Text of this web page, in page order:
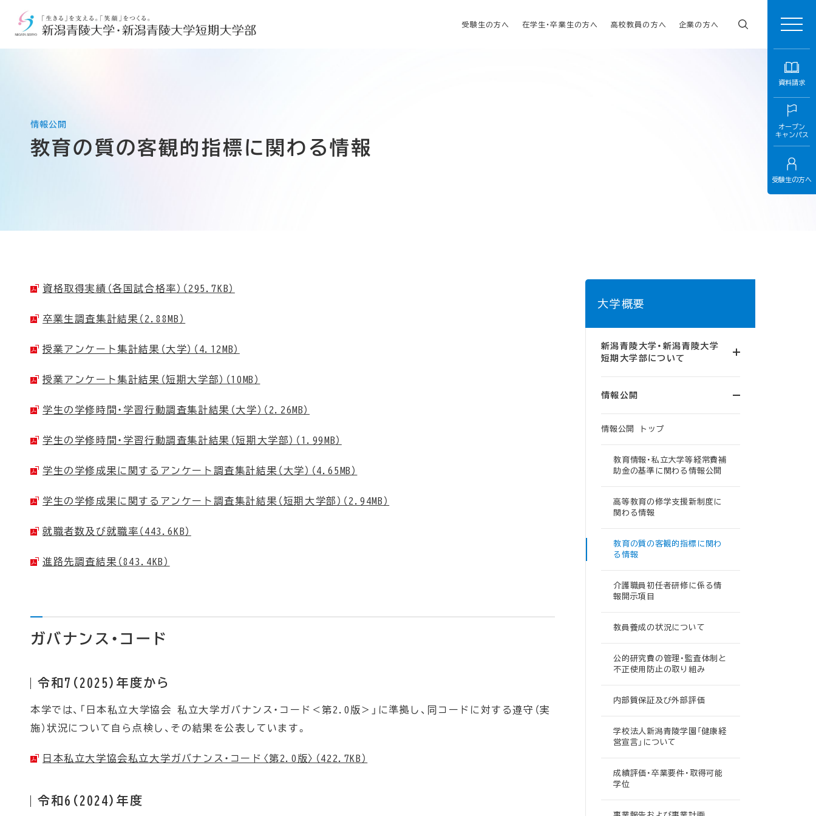
資料請求
オープン
キャンパス
受験生の方へ
受験生の方へ 在学生・卒業生の方へ 高校教員の方へ 企業の方へ
教育の質の客観的指標に関わる情報
資格取得実績（各国試合格率）（295.7KB）
卒業生調査集計結果（2.88MB）
授業アンケート集計結果（大学）（4.12MB）
授業アンケート集計結果（短期大学部）（10MB）
学生の学修時間・学習行動調査集計結果（大学）（2.26MB）
学生の学修時間・学習行動調査集計結果（短期大学部）（1.99MB）
学生の学修成果に関するアンケート調査集計結果（大学）（4.65MB）
学生の学修成果に関するアンケート調査集計結果（短期大学部）（2.94MB）
就職者数及び就職率（443.6KB）
進路先調査結果（843.4KB）
ガバナンス・コード
令和7（2025）年度から
本学では、「日本私立大学協会 私立大学ガバナンス・コード＜第2.0版＞」に準拠し、同コードに対する遵守（実
施）状況について自ら点検し、その結果を公表しています。
日本私立大学協会私立大学ガバナンス・コード〈第2.0版〉（422.7KB）
令和6（2024）年度
大学概要
新潟青陵大学・新潟青陵大学
短期大学部について
情報公開
情報公開 トップ
教育情報・私立大学等経常費補
助金の基準に関わる情報公開
高等教育の修学支援新制度に
関わる情報
教育の質の客観的指標に関わ
る情報
介護職員初任者研修に係る情
報開示項目
教員養成の状況について
公的研究費の管理・監査体制と
不正使用防止の取り組み
内部質保証及び外部評価
学校法人新潟青陵学園「健康経
営宣言」について
成績評価・卒業要件・取得可能
学位